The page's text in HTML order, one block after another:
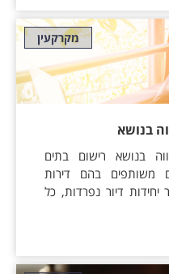
מקרקעין
בנושא
בנושא רישום בתים
משותפים בהם דירות
דיור נפרדות, כל